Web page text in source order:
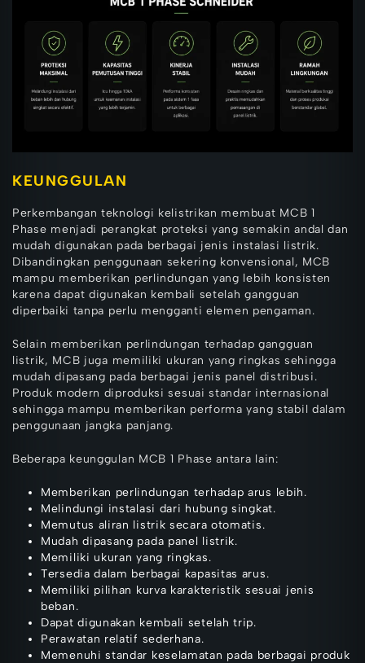
KEUNGGULAN
Perkembangan teknologi kelistrikan membuat MCB 1
Phase menjadi perangkat proteksi yang semakin andal dan
mudah digunakan pada berbagai jenis instalasi listrik.
Dibandingkan penggunaan sekering konvensional, MCB
mampu memberikan perlindungan yang lebih konsisten
karena dapat digunakan kembali setelah gangguan
diperbaiki tanpa perlu mengganti elemen pengaman.
Selain memberikan perlindungan terhadap gangguan
listrik, MCB juga memiliki ukuran yang ringkas sehingga
mudah dipasang pada berbagai jenis panel distribusi.
Produk modern diproduksi sesuai standar internasional
sehingga mampu memberikan performa yang stabil dalam
penggunaan jangka panjang.
Beberapa keunggulan MCB 1 Phase antara lain:
Memberikan perlindungan terhadap arus lebih.
Melindungi instalasi dari hubung singkat.
Memutus aliran listrik secara otomatis.
Mudah dipasang pada panel listrik.
Memiliki ukuran yang ringkas.
Tersedia dalam berbagai kapasitas arus.
Memiliki pilihan kurva karakteristik sesuai jenis
beban.
Dapat digunakan kembali setelah trip.
Perawatan relatif sederhana.
Memenuhi standar keselamatan pada berbagai produk